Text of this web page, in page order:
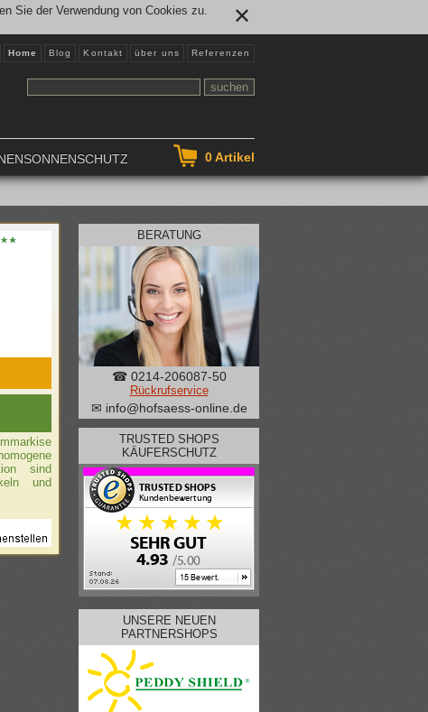
Sie der Verwendung von Cookies zu.
✕
Home Blog Kontakt über uns Referenzen
0Artikel
sind
und
BERATUNG
☎ 0214-206087-50
Rückrufservice
✉ info@hofsaess-online.de
TRUSTED SHOPS
KÄUFERSCHUTZ
UNSERE NEUEN
PARTNERSHOPS